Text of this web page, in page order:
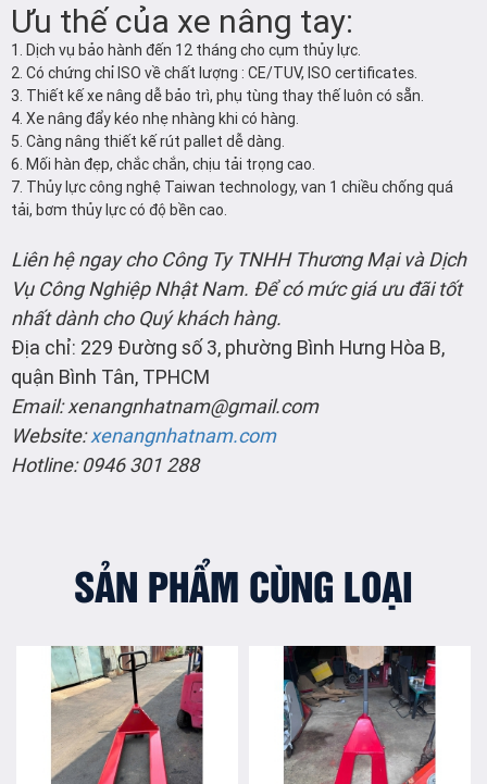
Ưu thế của xe nâng tay:
1. Dịch vụ bảo hành đến 12 tháng cho cụm thủy lực.
2. Có chứng chỉ ISO về chất lượng : CE/TUV, ISO certificates.
3. Thiết kế xe nâng dễ bảo trì, phụ tùng thay thế luôn có sẵn.
4. Xe nâng đẩy kéo nhẹ nhàng khi có hàng.
5. Càng nâng thiết kế rút pallet dễ dàng.
6. Mối hàn đẹp, chắc chắn, chịu tải trọng cao.
7. Thủy lực công nghệ Taiwan technology, van 1 chiều chống quá
tải, bơm thủy lực có độ bền cao.
Liên hệ ngay cho Công Ty TNHH Thương Mại và Dịch
Vụ Công Nghiệp Nhật Nam. Để có mức giá ưu đãi tốt
nhất dành cho Quý khách hàng.
Địa chỉ: 229 Đường số 3, phường Bình Hưng Hòa B,
quận Bình Tân, TPHCM
Email: xenangnhatnam@gmail.com
Website:xenangnhatnam.com
Hotline: 0946 301 288
SẢN PHẨM CÙNG LOẠI